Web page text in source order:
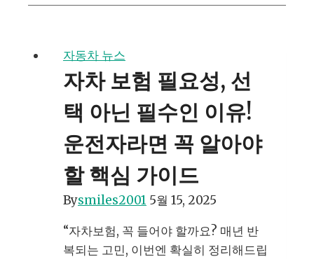
자동차 뉴스
자차 보험 필요성, 선
택 아닌 필수인 이유!
운전자라면 꼭 알아야
할 핵심 가이드
Bysmiles2001 5월 15, 2025
“자차보험, 꼭 들어야 할까요? 매년 반
복되는 고민, 이번엔 확실히 정리해드립